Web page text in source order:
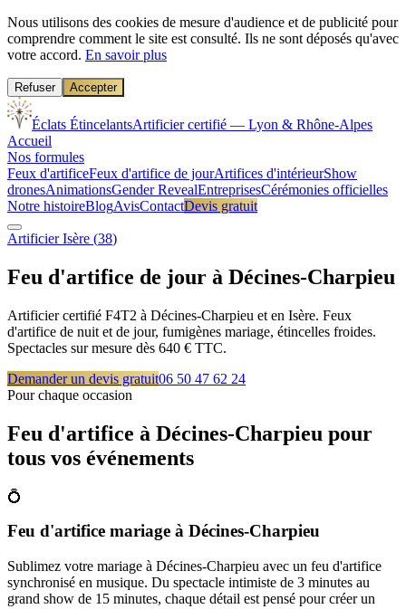
Nous utilisons des cookies de mesure d'audience et de publicité pour
comprendre comment le site est consulté. Ils ne sont déposés qu'avec
votre accord. En savoir plus
Refuser Accepter
Éclats ÉtincelantsArtificier certifié — Lyon & Rhône-Alpes
Accueil
Nos formules
Feux d'artificeFeux d'artifice de jourArtifices d'intérieurShow
dronesAnimationsGender RevealEntreprisesCérémonies officielles
Notre histoireBlogAvisContactDevis gratuit
ArtificierIsère (38)
Feu d'artifice de jour à Décines-Charpieu
Artificier certifié F4T2 à Décines-Charpieu et en Isère. Feux
d'artifice de nuit et de jour, fumigènes mariage, étincelles froides.
Spectacles sur mesure dès 640 € TTC.
Demander un devis gratuit06 50 47 62 24
Pour chaque occasion
Feu d'artifice à Décines-Charpieu pour
tous vos événements
💍
Feu d'artifice mariage à Décines-Charpieu
Sublimez votre mariage à Décines-Charpieu avec un feu d'artifice
synchronisé en musique. Du spectacle intimiste de 3 minutes au
grand show de 15 minutes, chaque détail est pensé pour créer un